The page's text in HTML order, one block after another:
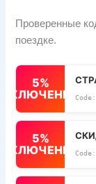
Проверенные
поездке.
5%
5%